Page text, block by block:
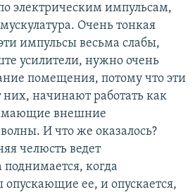
электрическим импульсам,
Очень тонкая
импульсы весьма слабы,
усилители, нужно очень
помещения, потому что эти
начинают работать как
внешние
И что же оказалось?
челюсть ведет
когда
ее, и опускается,